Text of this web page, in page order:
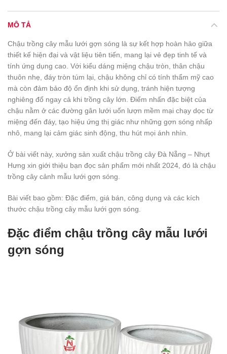
MÔ TẢ
Chậu trồng cây mẫu lưới gợn sóng là sự kết hợp hoàn hảo giữa
thiết kế hiện đại và vật liệu tiên tiến, mang lại vẻ đẹp tinh tế và
tính ứng dụng cao. Với kiểu dáng miệng chậu tròn, thân chậu
thuôn nhẹ, đáy tròn túm lại, chậu không chỉ có tính thẩm mỹ cao
mà còn đảm bảo độ ổn định khi sử dụng, tránh hiện tượng
nghiêng đổ ngay cả khi trồng cây lớn. Điểm nhấn đặc biệt của
chậu nằm ở các đường gân lưới uốn lượn mềm mại chạy dọc từ
miệng đến đáy, tạo hiệu ứng thị giác như những gợn sóng nhấp
nhô, mang lại cảm giác sinh động, thu hút mọi ánh nhìn.
Ở bài viết này, xưởng sản xuất chậu trồng cây Đà Nẵng – Nhựt
Hưng xin giới thiệu bạn đọc sản phẩm mới nhất 2024, đó là chậu
trồng cây cảnh mẫu lưới gợn sóng.
Bài viết bao gồm: Đặc điểm, giá bán, công dụng và các kích
thước chậu trồng cây mẫu lưới gợn sóng.
Đặc điểm chậu trồng cây mẫu lưới
gợn sóng